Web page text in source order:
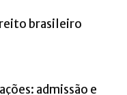
brasileiro
admissão e